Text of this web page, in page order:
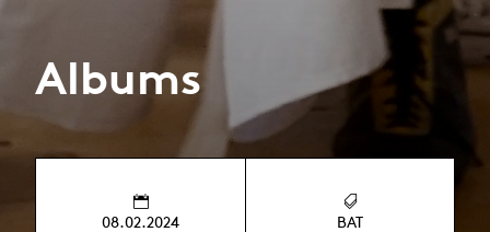
Albums
08.02.2024 BAT